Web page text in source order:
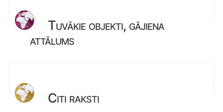
Tuvākie objekti, gājiena
attālums
Citi raksti